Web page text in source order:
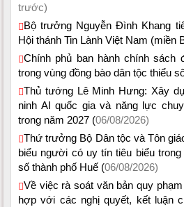
trước)
Bộ trưởng Nguyễn Đình Khang
Hội thánh Tin Lành Việt Nam (miền
Chính phủ ban hành chính
trong vùng đồng bào dân tộc thiểu
Thủ tướng Lê Minh Hưng: Xây
ninh AI quốc gia và năng lực
trong năm 2027 (06/08/2026)
Thứ trưởng Bộ Dân tộc và Tôn
biểu người có uy tín tiêu biểu
số thành phố Huế (06/08/2026)
Về việc rà soát văn bản quy
hợp với các nghị quyết, kết luận